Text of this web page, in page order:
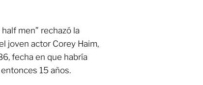
men” rechazó la
joven actor Corey Haim,
fecha en que habría
15 años.